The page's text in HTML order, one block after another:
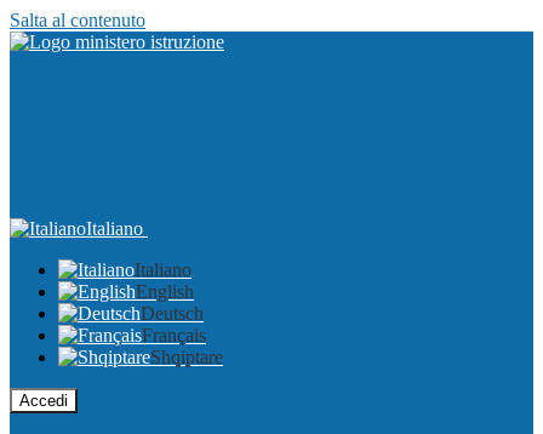
Salta al contenuto
Italiano
Italiano
English
Deutsch
Français
Shqiptare
Accedi